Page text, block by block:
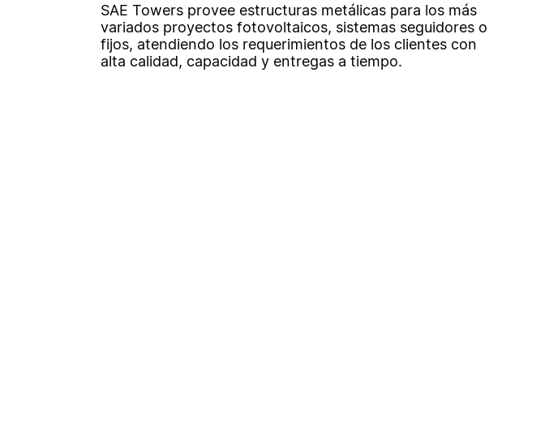
SAE Towers provee estructuras metálicas para los más
variados proyectos fotovoltaicos, sistemas seguidores o
fijos, atendiendo los requerimientos de los clientes con
alta calidad, capacidad y entregas a tiempo.